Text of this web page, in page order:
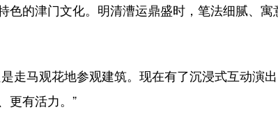
的津门文化。明清漕运鼎盛时，笔法细腻、寓
马观花地参观建筑。现在有了沉浸式互动演
更有活力。”